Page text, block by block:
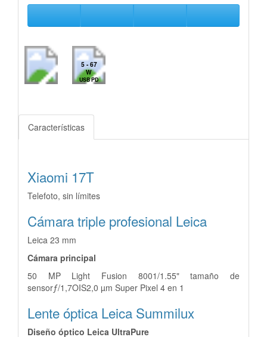
5 - 67
W
USB PD
Características
Xiaomi 17T
Telefoto, sin límites
Cámara triple profesional Leica
Leica 23 mm
Cámara principal
50 MP Light Fusion 8001/1.55" tamaño de
sensorƒ/1,7OIS2,0 µm Super Pixel 4 en 1
Lente óptica Leica Summilux
Diseño óptico Leica UltraPure